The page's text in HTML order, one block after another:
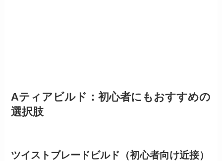
Aティアビルド：初心者にもおすすめの
選択肢
ツイストブレードビルド（初心者向け近接）